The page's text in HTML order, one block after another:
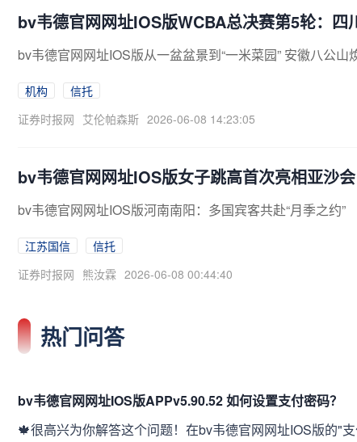
bv韦德官网网址IOS版WCBA总决赛第5轮：
bv韦德官网网址IOS版从一盆盆景到“一米菜园” 安徽八公山
机构
信托
证券时报网 艾伦帕森斯 2026-06-08 14:23:05
bv韦德官网网址IOS版女子跳高首次亮相亚沙
bv韦德官网网址IOS版河南南阳：多国宾客共赴“月季之约”
江苏国信
信托
证券时报网 熊汝霖 2026-06-08 00:44:40
热门问答
bv韦德官网网址IOS版APPv5.90.52 如何设置支付密码？
🍁很高兴为你解答这个问题！在bv韦德官网网址IOS版的"